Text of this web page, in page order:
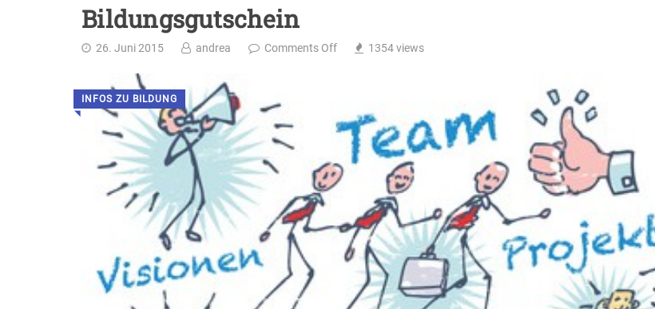
Bildungsgutschein
26. Juni 2015 andrea Comments Off 1354views
INFOS ZU BILDUNG
◥